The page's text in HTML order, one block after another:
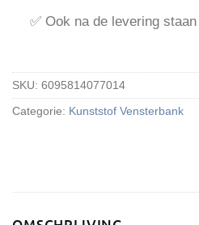
✅ Ook na de levering
SKU: 6095814077014
Categorie: Kunststof Vensterbank